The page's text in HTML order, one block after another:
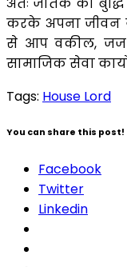
अतः जातक की
करके अपना जीवन
से आप वकील, जज
सामाजिक सेवा
Tags: House Lord
You can share this post!
Facebook
Twitter
Linkedin